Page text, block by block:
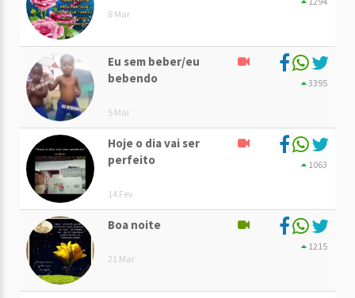
8 Mar
Eu sem beber/eu
bebendo
5 Mai
3395
Hoje o dia vai ser
perfeito
14 Fev
1063
Boa noite
21 Mar
1215